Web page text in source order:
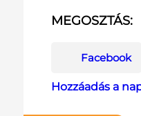
MEGOSZTÁS:
Facebook
Hozzáadás a